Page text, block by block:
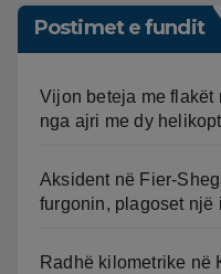
Postimet e fundit
Vijon beteja me flakët
nga ajri me dy
Aksident në Fier-
furgonin, plagoset një
Radhë kilometrike në